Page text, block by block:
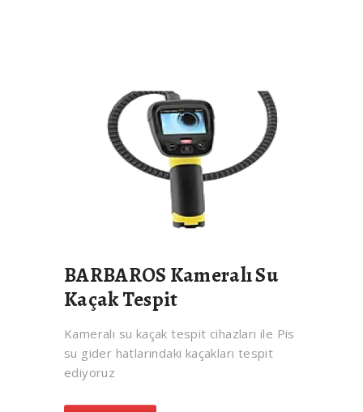
BARBAROS Kameralı Su
Kaçak Tespit
Kameralı su kaçak tespit cihazları ile Pis
su gider hatlarındaki kaçakları tespit
ediyoruz